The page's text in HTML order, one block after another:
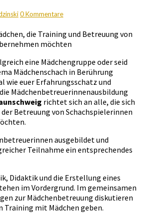
Kommentare
0 Kommentare
die Training und Betreuung von
möchten
eine Mädchengruppe oder seid
Mädchenschach in Berührung
wie euer Erfahrungsschatz und
Mädchenbetreuerinnenausbildung
richtet sich an alle, die sich
Betreuung von Schachspielerinnen
ausgebildet und
Teilnahme ein entsprechendes
Didaktik und die Erstellung eines
im Vordergrund. Im gemeinsamen
zur Mädchenbetreuung diskutieren
mit Mädchen geben.